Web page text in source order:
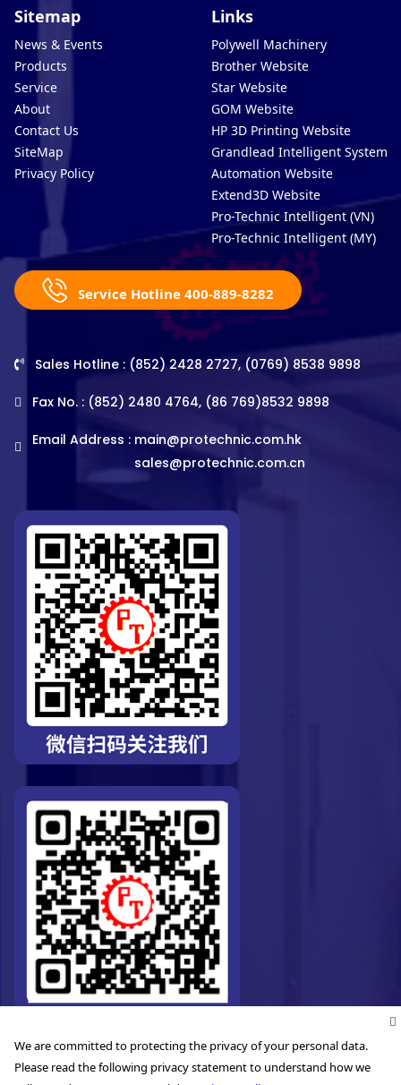
Sitemap
News & Events
Products
Service
About
Contact Us
SiteMap
Privacy Policy
Links
Polywell Machinery
Brother Website
Star Website
GOM Website
HP 3D Printing Website
Grandlead Intelligent Systems
Automation Website
Extend3D Website
Pro-Technic Intelligent (VN)
Pro-Technic Intelligent (MY)
Service Hotline 400-889-8282
Sales Hotline : (852) 2428 2727, (0769) 8538 9898
Fax No. : (852) 2480 4764, (86 769)8532 9898
Email Address : main@protechnic.com.hk
sales@protechnic.com.cn
We are committed to protecting the privacy of your personal data.
Please read the following privacy statement to understand how we